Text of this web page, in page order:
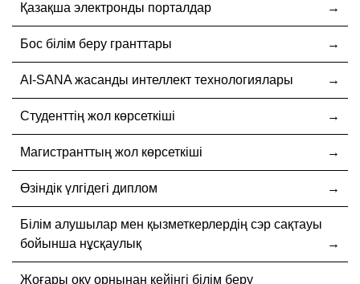
Қазақша электронды порталдар
Бос білім беру гранттары
AI-SANA жасанды интеллект технологиялары
Студенттің жол көрсеткіші
Магистранттың жол көрсеткіші
Өзіндік үлгідегі диплом
Білім алушылар мен қызметкерлердің сэр сақтауы
бойынша нұсқаулық
Жоғары оқу орнынан кейінгі білім беру